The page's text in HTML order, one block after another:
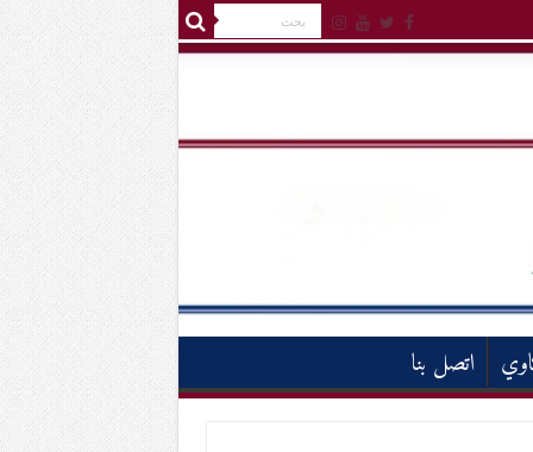
اتصل بنا